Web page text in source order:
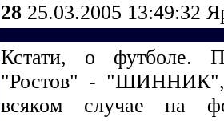
28 25.03.2005 13:49:32
Кстати, о футболе.
"Ростов" - "ШИННИК",
всяком случае на